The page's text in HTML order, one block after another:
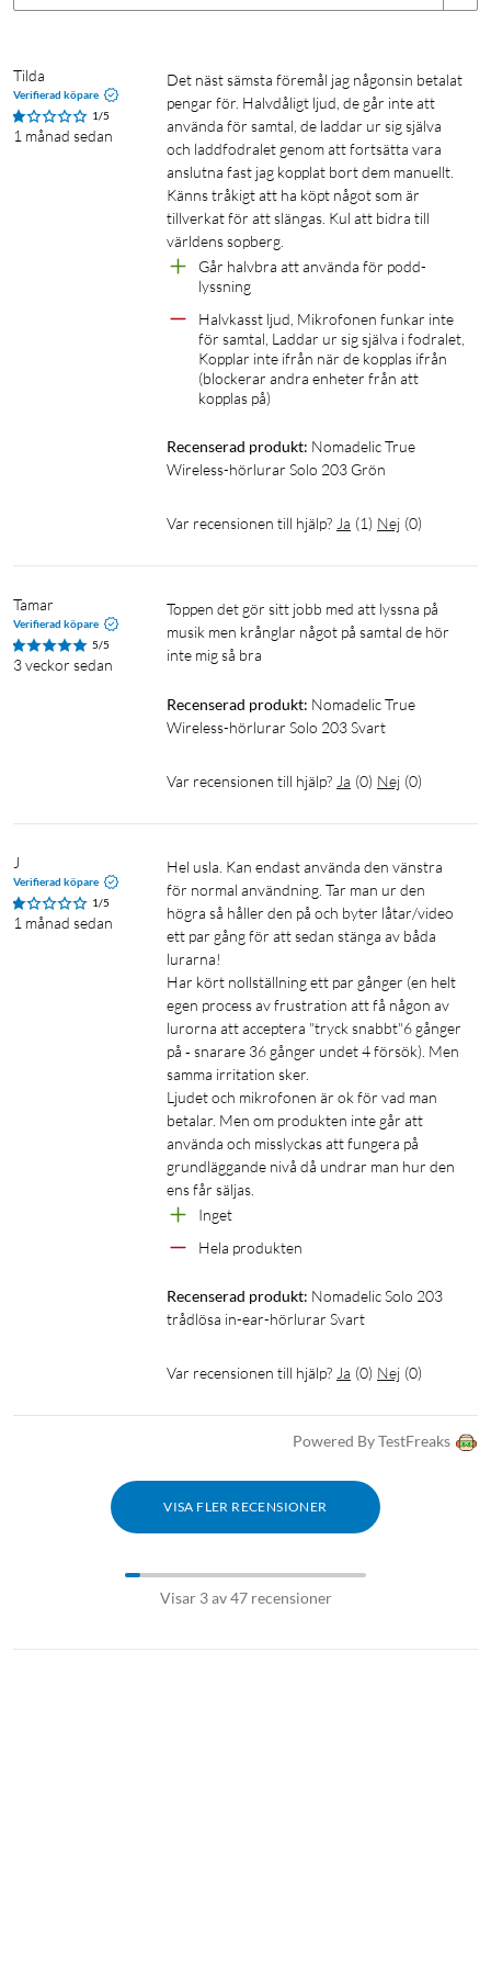
Design
Typ av hörlur: earbud
Vikt, öronsnäcka: 3,2 g
Vikt, inklusive laddetui: 35 g
Storlek, laddetui: 55x47x25 mm
IP-klassning: IPX4 (gäller öronsnäckorna som är skyddade
Temperatur vid användning: 0–45 °C
Trådlös frekvens: 2402–2480 MHz
Sändningseffekt: 20 mW (max)
Känslighet: 100 ±3 dB
Frekvensomfång: 20 Hz – 20 kHz
Aktiv brusreducering (ANC): nej
Miljöbrusreducering (ENC): ja, stöd för ENC vid samtal
Laddning
Batteri, hörlurarna: 30 mAh litium-polymer
Batteri, laddetui: 320 mAh litium-polymer
Laddningstid, etui: upp till 2 h
separat)
Antal fulla laddningar från etuiet: upp till 3
Total batteritid: upp till 24 h (6 h + 18 h med etui)
Standbytid: upp till 90 dagar
True Wireless-hörlurar Solo 203
USB-A- till USB-C-laddkabel (30 cm)
Tilda
Verifierad köpare
1/5
1 månad sedan
Det näst sämsta föremål jag någonsin betalat
pengar för. Halvdåligt ljud, de går inte att
använda för samtal, de laddar ur sig själva
och laddfodralet genom att fortsätta vara
anslutna fast jag kopplat bort dem manuellt.
Känns tråkigt att ha köpt något som är
tillverkat för att slängas. Kul att bidra till
världens sopberg.
Går halvbra att använda för podd-
lyssning
Halvkasst ljud, Mikrofonen funkar inte
för samtal, Laddar ur sig själva i fodralet,
Kopplar inte ifrån när de kopplas ifrån
(blockerar andra enheter från att
kopplas på)
Recenserad produkt: Nomadelic True
Wireless-hörlurar Solo 203 Grön
Var recensionen till hjälp? Ja (1) Nej (0)
Tamar
Verifierad köpare
5/5
3 veckor sedan
Toppen det gör sitt jobb med att lyssna på
musik men krånglar något på samtal de hör
inte mig så bra
Recenserad produkt: Nomadelic True
Wireless-hörlurar Solo 203 Svart
Var recensionen till hjälp? Ja (0) Nej (0)
J
Verifierad köpare
1/5
1 månad sedan
Hel usla. Kan endast använda den vänstra
för normal användning. Tar man ur den
högra så håller den på och byter låtar/video
ett par gång för att sedan stänga av båda
lurarna!
Har kört nollställning ett par gånger (en helt
egen process av frustration att få någon av
lurorna att acceptera "tryck snabbt"6 gånger
på ‐ snarare 36 gånger undet 4 försök). Men
samma irritation sker.
Ljudet och mikrofonen är ok för vad man
betalar. Men om produkten inte går att
använda och misslyckas att fungera på
grundläggande nivå då undrar man hur den
ens får säljas.
Inget
Hela produkten
Recenserad produkt: Nomadelic Solo 203
trådlösa in-ear-hörlurar Svart
Var recensionen till hjälp? Ja (0) Nej (0)
Powered By TestFreaks
VISA FLER RECENSIONER
Visar 3 av 47 recensioner